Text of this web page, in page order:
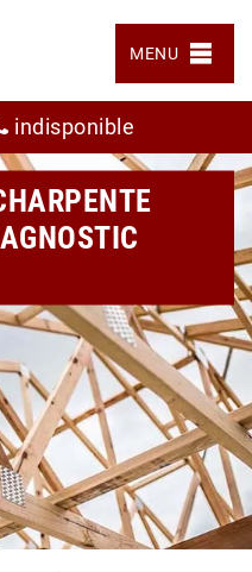
MENU
indisponible